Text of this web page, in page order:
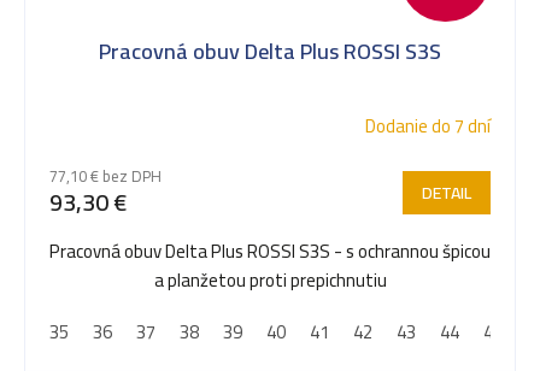
Pracovná obuv Delta Plus ROSSI S3S
Dodanie do 7 dní
77,10 € bez DPH
93,30 € DETAIL
Pracovná obuv Delta Plus ROSSI S3S - s ochrannou špicou
a planžetou proti prepichnutiu
35
36 37 38 39 40 41 42 43 44 45